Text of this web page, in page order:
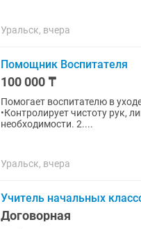
Уральск, вчера
Помощник Воспитателя
100 000 ₸
Помогает воспитателю в
•Контролирует чистоту рук,
необходимости. 2....
Уральск, вчера
Учитель начальных
Договорная